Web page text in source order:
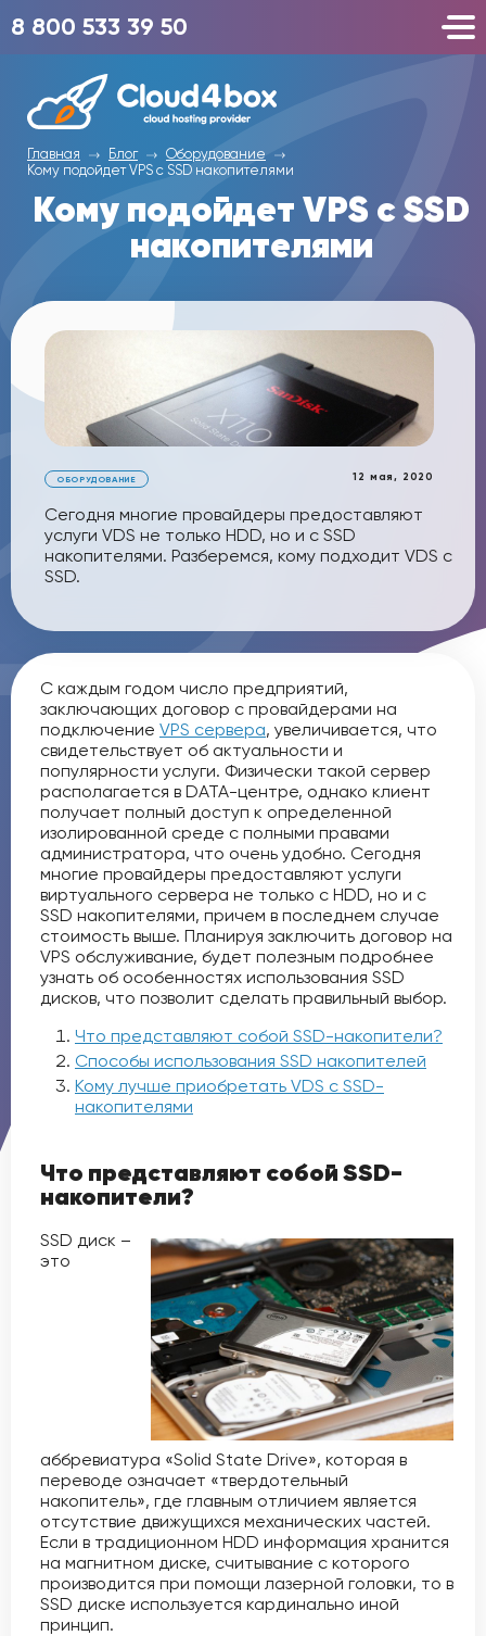
8 800 533 39 50
Главная Блог
Оборудование
Кому подойдет VPS с SSD накопителями
Кому подойдет VPS с SSD
накопителями
12 мая, 2020
ОБОРУДОВАНИЕ
Сегодня многие провайдеры предоставляют
услуги VDS не только HDD, но и с SSD
накопителями. Разберемся, кому подходит VDS с
SSD.
С каждым годом число предприятий,
заключающих договор с провайдерами на
подключение VPS сервера, увеличивается, что
свидетельствует об актуальности и
популярности услуги. Физически такой сервер
располагается в DATA-центре, однако клиент
получает полный доступ к определенной
изолированной среде с полными правами
администратора, что очень удобно. Сегодня
многие провайдеры предоставляют услуги
виртуального сервера не только с HDD, но и с
SSD накопителями, причем в последнем случае
стоимость выше. Планируя заключить договор на
VPS обслуживание, будет полезным подробнее
узнать об особенностях использования SSD
дисков, что позволит сделать правильный выбор.
Что представляют собой SSD-накопители?
Способы использования SSD накопителей
Кому лучше приобретать VDS с SSD-
накопителями
Что представляют собой SSD-
накопители?
SSD диск –
это
аббревиатура «Solid State Drive», которая в
переводе означает «твердотельный
накопитель», где главным отличием является
отсутствие движущихся механических частей.
Если в традиционном HDD информация хранится
на магнитном диске, считывание с которого
производится при помощи лазерной головки, то в
SSD диске используется кардинально иной
принцип.